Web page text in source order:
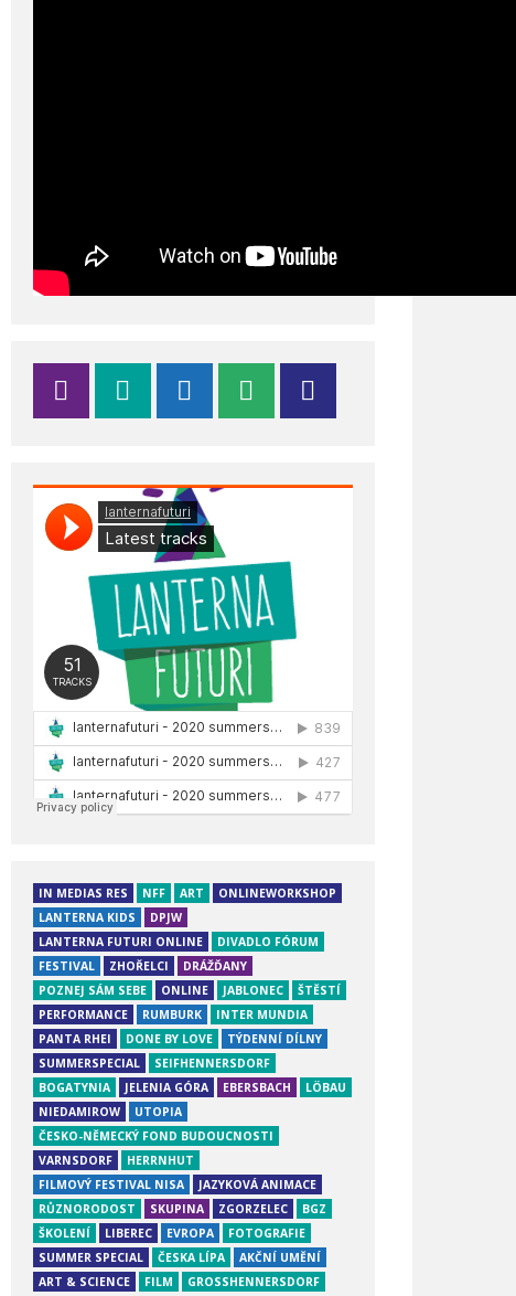
IN MEDIAS RES NFF ART
ONLINEWORKSHOP
LANTERNA KIDS
DPJW
LANTERNA FUTURI ONLINE
DIVADLO FÓRUM
FESTIVAL
ZHOŘELCI
DRÁŽĎANY
POZNEJ SÁM SEBE
ONLINE JABLONEC
ŠTĚSTÍ
PERFORMANCE
RUMBURK
INTER MUNDIA
PANTA RHEI
DONE BY LOVE
TÝDENNÍ DÍLNY
SUMMERSPECIAL
SEIFHENNERSDORF
BOGATYNIA
JELENIA GÓRA EBERSBACH
LÖBAU
NIEDAMIROW
UTOPIA
ČESKO-NĚMECKÝ FOND BUDOUCNOSTI
VARNSDORF
HERRNHUT
FILMOVÝ FESTIVAL NISA
JAZYKOVÁ ANIMACE
RŮZNORODOST
SKUPINA ZGORZELEC
BGZ
ŠKOLENÍ
LIBEREC EVROPA
FOTOGRAFIE
SUMMER SPECIAL
ČESKA LÍPA
AKČNÍ UMĚNÍ
ART & SCIENCE
FILM
GROSSHENNERSDORF